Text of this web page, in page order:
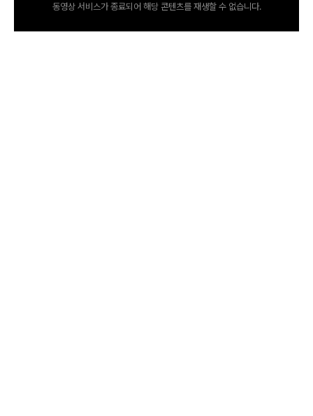
동영상 서비스가 종료되어 해당 콘텐츠를 재생할 수 없습니다.